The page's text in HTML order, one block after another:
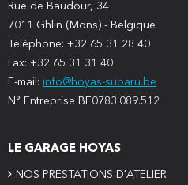
Rue de Baudour, 34
7011 Ghlin (Mons) - Belgique
Téléphone: +32 65 31 28 40
Fax: +32 65 31 31 40
E-mail: info@hoyas-subaru.be
N° Entreprise BE0783.089.512
LE GARAGE HOYAS
NOS PRESTATIONS D'ATELIER